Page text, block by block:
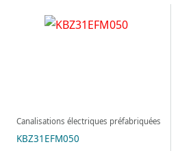
Canalisations électriques préfabriquées
KBZ31EFM050